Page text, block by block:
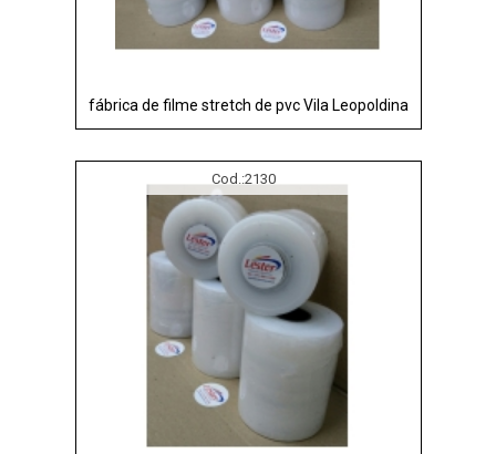
fábrica de filme stretch de pvc Vila Leopoldina
Cod.:2130